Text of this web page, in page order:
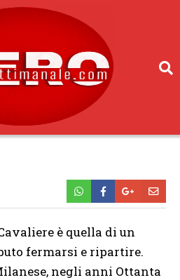
è quella di un
fermarsi e ripartire.
negli anni Ottanta